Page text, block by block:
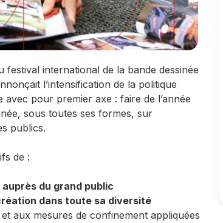
international de la bande dessinée
l’intensification de la politique
pour premier axe : faire de l’année
sous toutes ses formes, sur
publics.
de :
du grand public
dans toute sa diversité
aux mesures de confinement appliquées